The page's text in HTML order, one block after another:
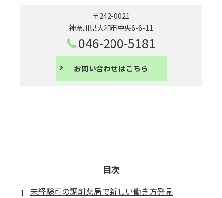
〒242-0021
神奈川県大和市中央6-6-11
046-200-5181
お問い合わせはこちら
目次
未経験可の調剤薬局で新しい働き方発見